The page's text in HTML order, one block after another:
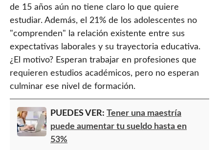
de 15 años aún no tiene claro lo que quiere
estudiar. Además, el 21% de los adolescentes no
"comprenden" la relación existente entre sus
expectativas laborales y su trayectoria educativa.
¿El motivo? Esperan trabajar en profesiones que
requieren estudios académicos, pero no esperan
culminar ese nivel de formación.
PUEDES VER: Tener una maestría
puede aumentar tu sueldo hasta en
53%